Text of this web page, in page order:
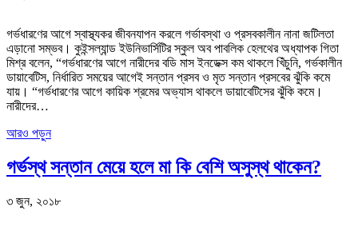
গর্ভধারণের আগে স্বাস্থ্যকর জীবনযাপন করলে গর্ভাবস্থা ও প্রসবকালীন নানা জটিলতা
এড়ানো সম্ভব। কুইন্সল্যান্ড ইউনিভার্সিটির স্কুল অব পাবলিক হেলথের অধ্যাপক গিতা
মিশ্র বলেন, “গর্ভধারণের আগে নারীদের বডি মাস ইনডেক্স কম থাকলে খিঁচুনি, গর্ভকালীন
ডায়াবেটিস, নির্ধারিত সময়ের আগেই সন্তান প্রসব ও মৃত সন্তান প্রসবের ঝুঁকি কমে
যায়। “গর্ভধারণের আগে কায়িক শ্রমের অভ্যাস থাকলে ডায়াবেটিসের ঝুঁকি কমে।
নারীদের…
আরও পড়ুন
গর্ভস্থ সন্তান মেয়ে হলে মা কি বেশি অসুস্থ থাকেন?
৩ জুন, ২০১৮